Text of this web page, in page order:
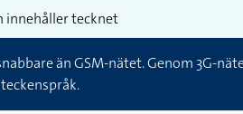
innehåller tecknet
än GSM-nätet. Genom 3G-